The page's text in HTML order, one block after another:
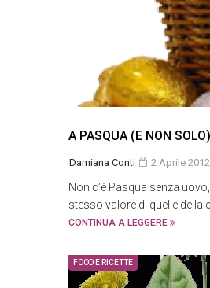
A PASQUA (E NON
Damiana Conti 2 Aprile 2012
Non c’è Pasqua senza
stesso valore di quelle della
CONTINUA A LEGGERE
FOOD E RICETTE